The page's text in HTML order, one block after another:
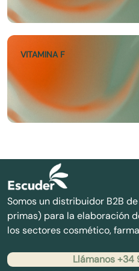
VITAMINA F
Somos un distribuidor B2B
primas) para la elaboración
los sectores cosmético,
Llámanos